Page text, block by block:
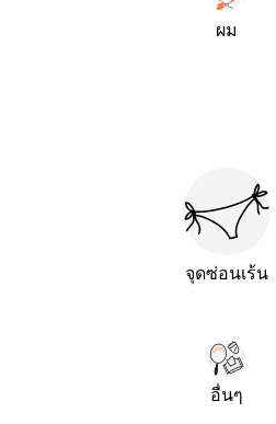
ผม
จุดซ่อนเร้น
อื่นๆ